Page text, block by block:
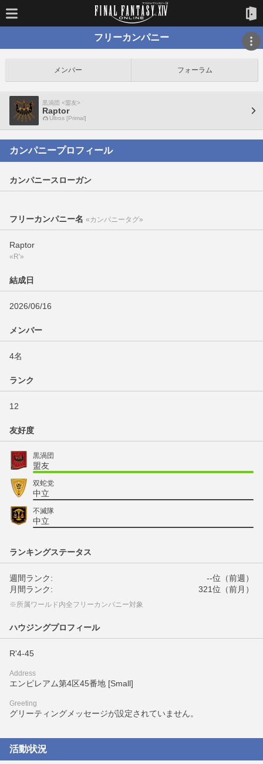
フリーカンパニー
メンバー フォーラム
黒渦団 <盟友>
Raptor
Ultros [Primal]
カンパニープロフィール
カンパニースローガン
フリーカンパニー名 «カンパニータグ»
Raptor
«R'»
結成日
2026/06/16
メンバー
4名
ランク
12
友好度
黒渦団
盟友
双蛇党
中立
不滅隊
中立
ランキングステータス
週間ランク:
--位（前週）
月間ランク:
321位（前月）
※所属ワールド内全フリーカンパニー対象
ハウジングプロフィール
R'4-45
Address
エンピレアム第4区45番地 [Small]
Greeting
グリーティングメッセージが設定されていません。
活動状況